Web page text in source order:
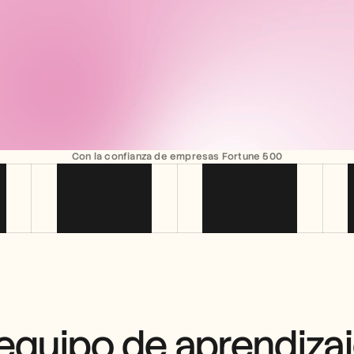
Con la confianza de empresas Fortune 500